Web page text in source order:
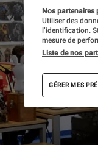
Nos partenaires
Utiliser des
l’identification.
mesure de
Liste de nos
GÉRER MES